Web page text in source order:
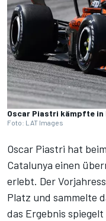
Oscar Piastri kämpfte in
Foto: LAT Images
Oscar Piastri hat
Catalunya einen
erlebt. Der
Platz und sammelte
das Ergebnis